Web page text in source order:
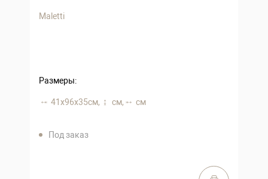
Maletti
Размеры:
41х96х35 см, см, см
Под заказ